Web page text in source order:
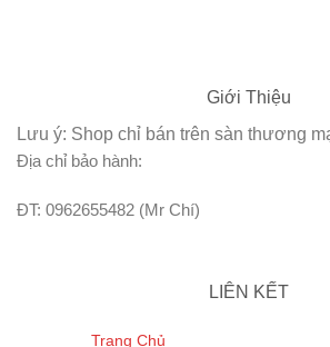
Giới Thiệu
Lưu ý: Shop chỉ bán trên sàn thương
Địa chỉ bảo hành:
ĐT: 0962655482 (Mr Chí)
LIÊN KẾT
Trang Chủ